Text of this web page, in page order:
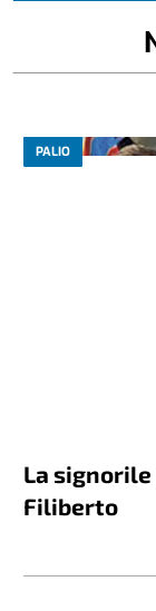
PALIO
La signorile
Filiberto